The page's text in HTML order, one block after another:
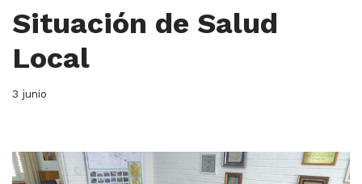
Situación de Salud
Local
3 junio